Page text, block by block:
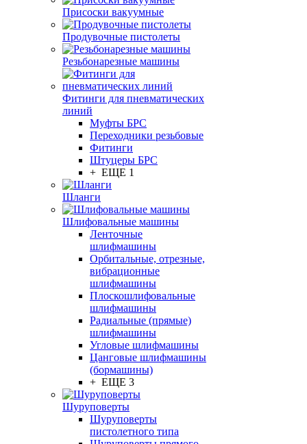
Присоски вакуумные
Продувочные пистолеты
Резьбонарезные машины
Фитинги для пневматических
линий
Муфты БРС
Переходники резьбовые
Фитинги
Штуцеры БРС
+ ЕЩЕ 1
Шланги
Шлифовальные машины
Ленточные
шлифмашины
Орбитальные, отрезные,
вибрационные
шлифмашины
Плоскошлифовальные
шлифмашины
Радиальные (прямые)
шлифмашины
Угловые шлифмашины
Цанговые шлифмашины
(бормашины)
+ ЕЩЕ 3
Шуруповерты
Шуруповерты
пистолетного типа